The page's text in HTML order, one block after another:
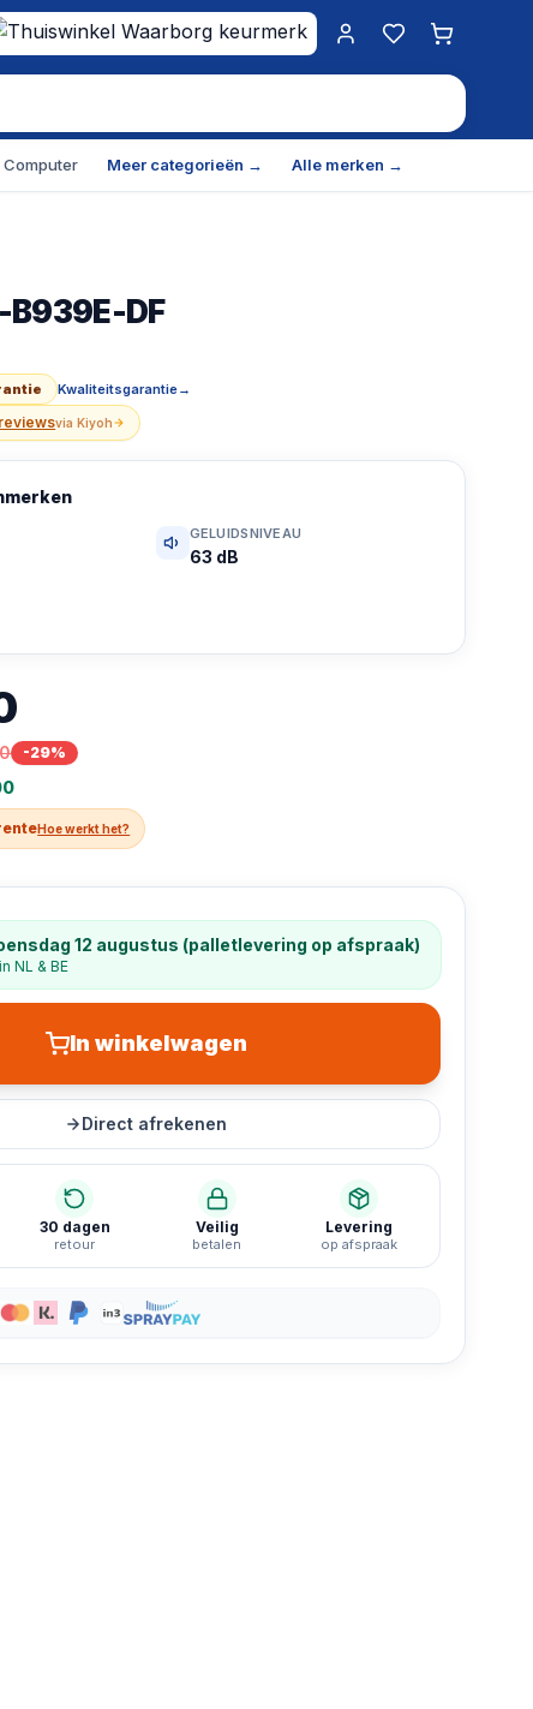
Mijn account
Favorieten
Computer Meer categorieën → Alle merken →
- Wasdroger - 9 kg
B939E-DF
Kwaliteitsgarantie→
viaKiyoh
GELUIDSNIVEAU
63 dB
-29%
Hoe werkt het?
12 augustus (palletlevering op afspraak)
NL & BE
In winkelwagen
Direct afrekenen
30 dagen
retour
Veilig
betalen
Levering
op afspraak